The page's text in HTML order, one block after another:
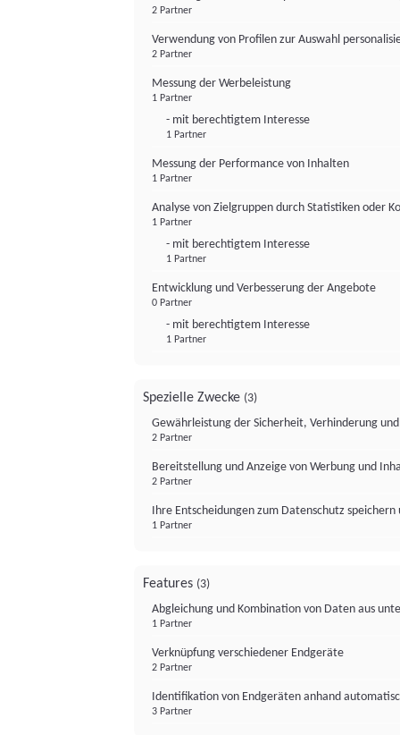
2 Partner
Verwendung von Profilen zur Auswahl
2 Partner
Messung der Werbeleistung
1 Partner
- mit berechtigtem Interesse
1 Partner
Messung der Performance von Inhalten
1 Partner
Analyse von Zielgruppen durch Statistiken oder
1 Partner
- mit berechtigtem Interesse
1 Partner
Entwicklung und Verbesserung der Angebote
0 Partner
- mit berechtigtem Interesse
1 Partner
Spezielle Zwecke (3)
Gewährleistung der Sicherheit, Verhinderung
2 Partner
Bereitstellung und Anzeige von Werbung und
2 Partner
Ihre Entscheidungen zum Datenschutz
1 Partner
Features (3)
Abgleichung und Kombination von Daten aus
1 Partner
Verknüpfung verschiedener Endgeräte
2 Partner
Identifikation von Endgeräten anhand
3 Partner